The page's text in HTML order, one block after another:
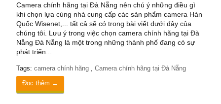
Camera chính hãng tại Đà Nẵng nên chú ý những điều gì
khi chọn lựa cùng nhà cung cấp các sản phẩm camera Hàn
Quốc Wisenet,... tất cả sẽ có trong bài viết dưới đây của
chúng tôi. Lưu ý trong việc chọn camera chính hãng tại Đà
Nẵng Đà Nẵng là một trong những thành phố đang có sự
phát triển...
Tags: camera chính hãng
Camera chính hãng tại Đà Nẵng
Đọc thêm →